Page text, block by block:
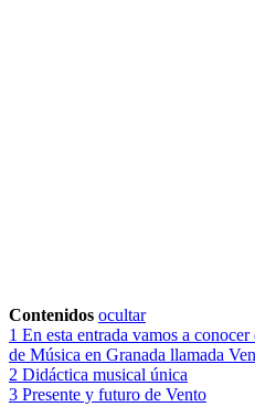
Contenidos ocultar
1 En esta entrada vamos a
de Música en Granada llamada
2 Didáctica musical única
3 Presente y futuro de Vento